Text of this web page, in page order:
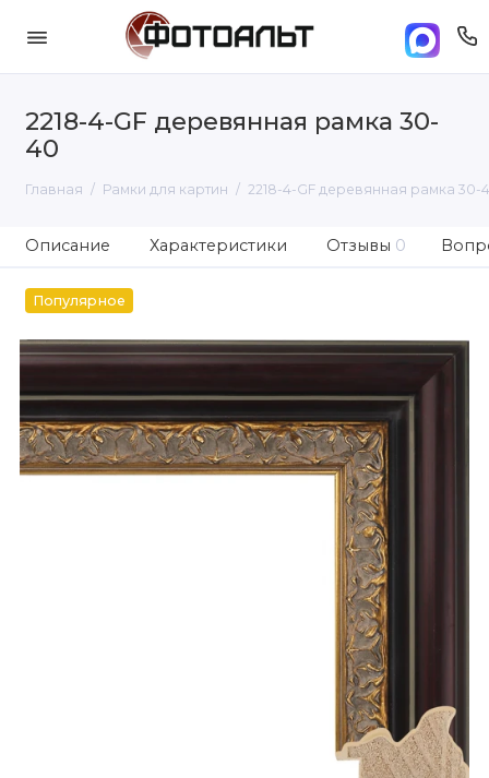
2218-4-GF деревянная рамка 30-
40
Главная Рамки для картин 2218-4-GF деревянная рамка 30-
Описание Характеристики Отзывы 0
Популярное